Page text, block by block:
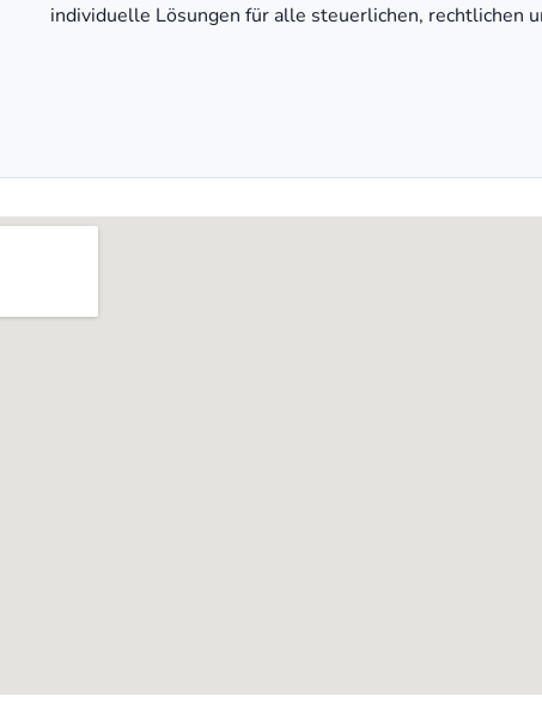
individuelle Lösungen für alle steuerlichen, rechtlichen